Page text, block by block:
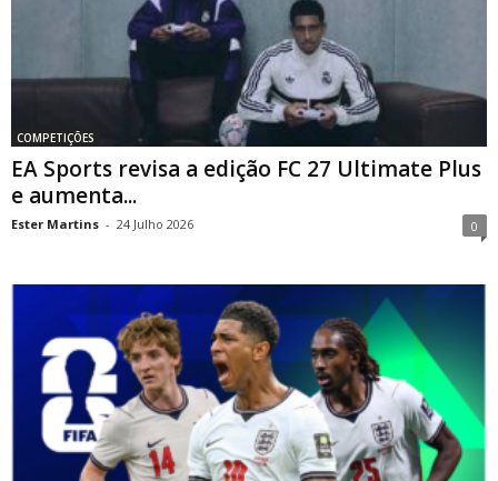
COMPETIÇÕES
EA Sports revisa a edição FC 27 Ultimate Plus
e aumenta...
Ester Martins - 24 Julho 2026 0